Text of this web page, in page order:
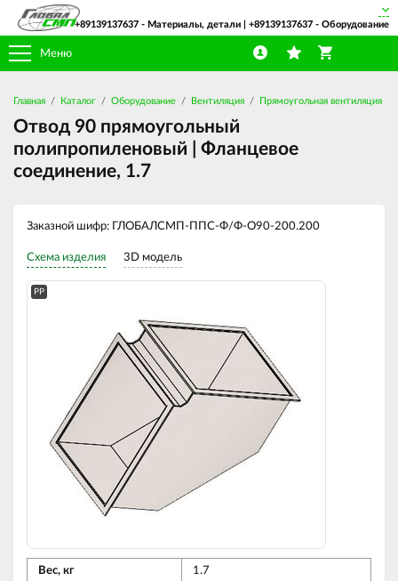
Меню
+89139137637 - Материалы, детали | +89139137637 - Оборудование
Главная Каталог Оборудование Вентиляция Прямоугольная вентиляция
Отвод 90 прямоугольный
полипропиленовый | Фланцевое
соединение, 1.7
Заказной шифр: ГЛОБАЛСМП-ППС-Ф/Ф-О90-200.200
Схема изделия 3D модель
PP
Вес, кг 1.7